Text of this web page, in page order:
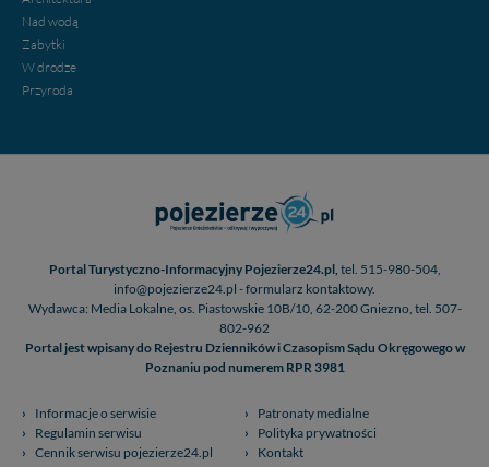
Nad wodą
Zabytki
W drodze
Przyroda
Portal Turystyczno-Informacyjny Pojezierze24.pl, tel. 515-980-504,
info@pojezierze24.pl - formularz kontaktowy.
Wydawca: Media Lokalne, os. Piastowskie 10B/10, 62-200 Gniezno, tel. 507-
802-962
Portal jest wpisany do Rejestru Dzienników i Czasopism Sądu Okręgowego w
Poznaniu pod numerem RPR 3981
Informacje o serwisie
Patronaty medialne
Regulamin serwisu
Polityka prywatności
Cennik serwisu pojezierze24.pl
Kontakt